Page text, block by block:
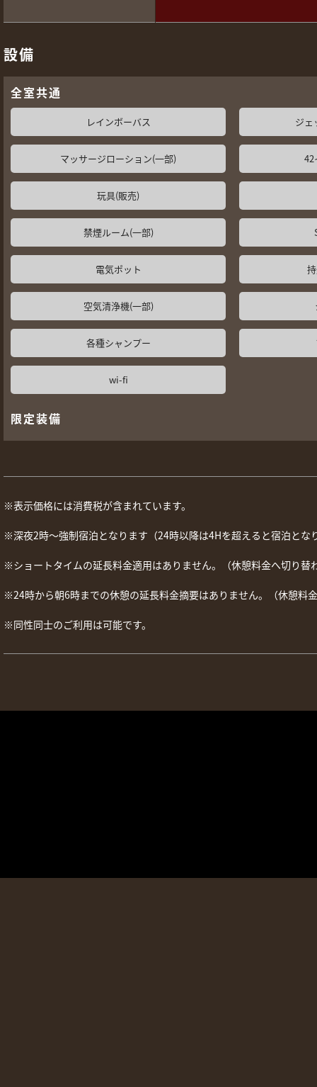
設備
全室共通
レインボーバス ジェ
マッサージローション(一部) 42
玩具(販売)
禁煙ルーム(一部)
電気ポット
空気清浄機(一部)
各種シャンプー
wi-fi
限定装備
※表示価格には消費税が含まれています。
※深夜2時～強制宿泊となります（24時以降は4Hを超えると宿泊とな
※ショートタイムの延長料金適用はありません。（休憩料金へ切り替
※24時から朝6時までの休憩の延長料金摘要はありません。（休憩料
※同性同士のご利用は可能です。